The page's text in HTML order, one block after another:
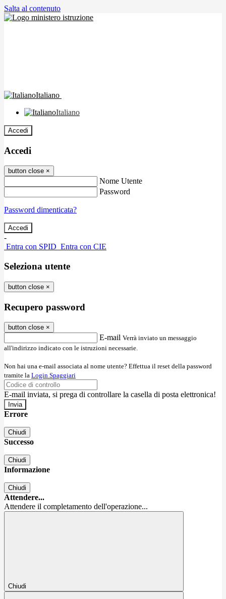
Salta al contenuto
Italiano
Italiano
Accedi
Accedi
button close ×
Nome Utente
Password
Password dimenticata?
-
Entra con SPID Entra con CIE
Seleziona utente
button close ×
Recupero password
button close ×
E-mail Verrà inviato un messaggio
all'indirizzo indicato con le istruzioni necessarie.
Non hai una e-mail associata al nome utente? Effettua il reset della password
tramite la Login Spaggiari
E-mail inviata, si prega di controllare la casella di posta elettronica!
Errore
Chiudi
Successo
Chiudi
Informazione
Chiudi
Attendere...
Attendere il completamento dell'operazione...
Chiudi